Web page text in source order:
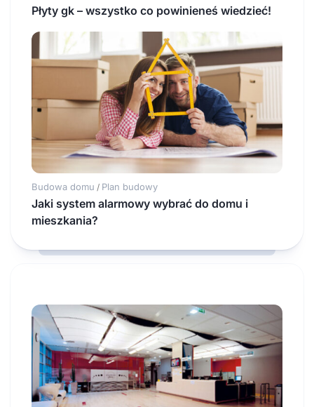
Płyty gk – wszystko co powinieneś wiedzieć!
Budowa domu / Plan budowy
Jaki system alarmowy wybrać do domu i
mieszkania?